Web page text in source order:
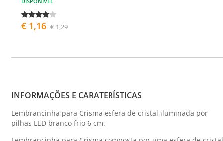
€ 1,16 € 1,29
INFORMAÇÕES E CARATERÍSTICAS
Lembrancinha para Crisma esfera de cristal iluminada por
pilhas LED branco frio 6 cm.